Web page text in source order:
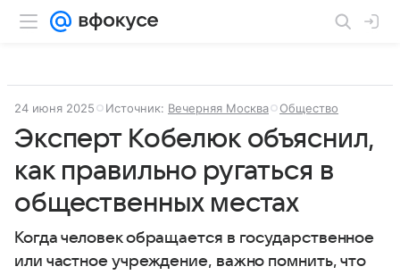
24 июня 2025 Источник: Вечерняя Москва Общество
Эксперт Кобелюк объяснил,
как правильно ругаться в
общественных местах
Когда человек обращается в государственное
или частное учреждение, важно помнить, что